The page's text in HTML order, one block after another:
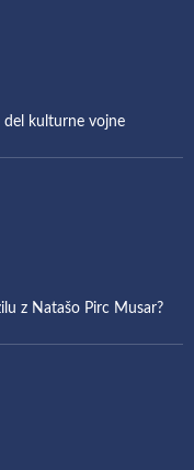
del kulturne vojne
z Natašo Pirc Musar?